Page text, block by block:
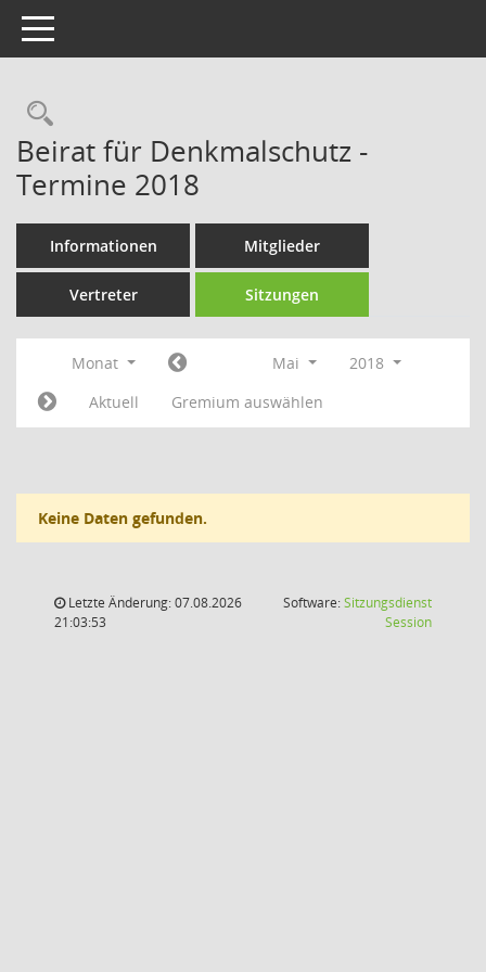
Toggle navigation
Rechercheauswahl
Beirat für Denkmalschutz -
Termine 2018
Informationen Mitglieder
Vertreter Sitzungen
Monat Mai
2018
Aktuell
Gremium auswählen
Keine Daten gefunden.
Letzte Änderung: 07.08.2026
21:03:53
Software:Sitzungsdienst
Session(Wird in